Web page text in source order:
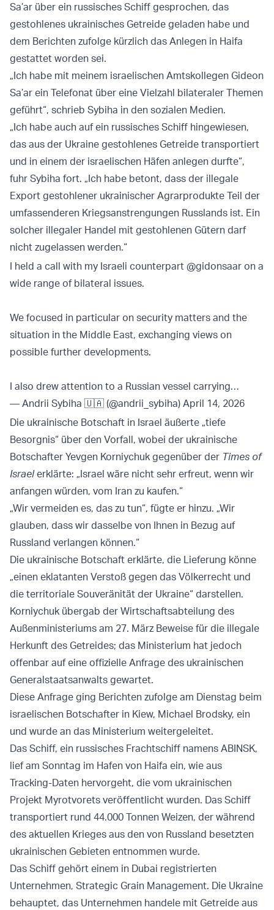
Sa’ar über ein russisches Schiff gesprochen, das
gestohlenes ukrainisches Getreide geladen habe und
dem Berichten zufolge kürzlich das Anlegen in Haifa
gestattet worden sei.
„Ich habe mit meinem israelischen Amtskollegen Gideon
Sa’ar ein Telefonat über eine Vielzahl bilateraler Themen
geführt“, schrieb Sybiha in den sozialen Medien.
„Ich habe auch auf ein russisches Schiff hingewiesen,
das aus der Ukraine gestohlenes Getreide transportiert
und in einem der israelischen Häfen anlegen durfte“,
fuhr Sybiha fort. „Ich habe betont, dass der illegale
Export gestohlener ukrainischer Agrarprodukte Teil der
umfassenderen Kriegsanstrengungen Russlands ist. Ein
solcher illegaler Handel mit gestohlenen Gütern darf
nicht zugelassen werden.“
I held a call with my Israeli counterpart @gidonsaar on a
wide range of bilateral issues.
We focused in particular on security matters and the
situation in the Middle East, exchanging views on
possible further developments.
I also drew attention to a Russian vessel carrying…
— Andrii Sybiha 🇺🇦 (@andrii_sybiha) April 14, 2026
Die ukrainische Botschaft in Israel äußerte „tiefe
Besorgnis“ über den Vorfall, wobei der ukrainische
Botschafter Yevgen Korniychuk gegenüber der Times of
Israelerklärte: „Israel wäre nicht sehr erfreut, wenn wir
anfangen würden, vom Iran zu kaufen.“
„Wir vermeiden es, das zu tun“, fügte er hinzu. „Wir
glauben, dass wir dasselbe von Ihnen in Bezug auf
Russland verlangen können.“
Die ukrainische Botschaft erklärte, die Lieferung könne
„einen eklatanten Verstoß gegen das Völkerrecht und
die territoriale Souveränität der Ukraine“ darstellen.
Korniychuk übergab der Wirtschaftsabteilung des
Außenministeriums am 27. März Beweise für die illegale
Herkunft des Getreides; das Ministerium hat jedoch
offenbar auf eine offizielle Anfrage des ukrainischen
Generalstaatsanwalts gewartet.
Diese Anfrage ging Berichten zufolge am Dienstag beim
israelischen Botschafter in Kiew, Michael Brodsky, ein
und wurde an das Ministerium weitergeleitet.
Das Schiff, ein russisches Frachtschiff namens ABINSK,
lief am Sonntag im Hafen von Haifa ein, wie aus
Tracking-Daten hervorgeht, die vom ukrainischen
Projekt Myrotvorets veröffentlicht wurden. Das Schiff
transportiert rund 44.000 Tonnen Weizen, der während
des aktuellen Krieges aus den von Russland besetzten
ukrainischen Gebieten entnommen wurde.
Das Schiff gehört einem in Dubai registrierten
Unternehmen, Strategic Grain Management. Die Ukraine
behauptet, das Unternehmen handele mit Getreide aus